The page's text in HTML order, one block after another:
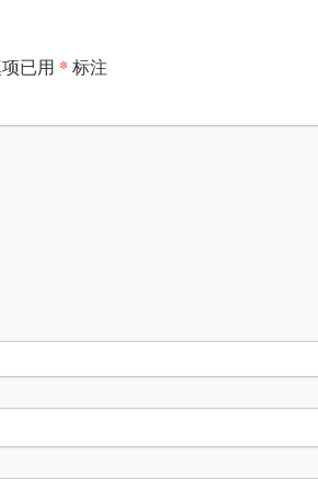
已用 * 标注